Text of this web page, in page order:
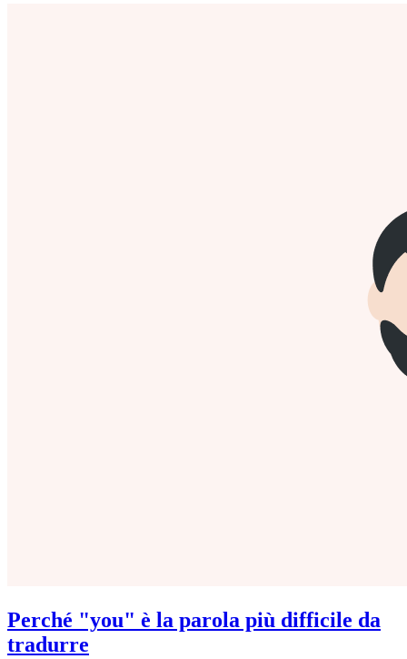
Perché "you" è la parola più difficile da
tradurre